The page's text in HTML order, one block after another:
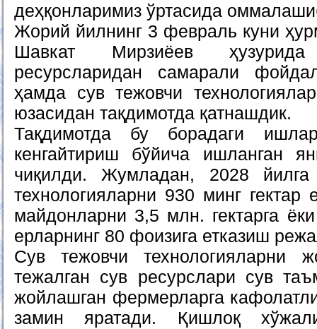
деҳқонларимиз ўртасида
Жорий йилнинг 3 февраль куни
Шавкат Мирзиёев
ресурсларидан самарали
ҳамда сув тежовчи
юзасидан тақдимотда қатнашдик.
Тақдимотда бу борадаги
кенгайтириш бўйича ишланган
чиқилди. Жумладан, 2028
технологияларни 930 минг гектар
майдонларни 3,5 млн. гектарга
ерларнинг 80 фоизига етказиш
Сув тежовчи технологияларни
тежалган сув ресурслари сув
жойлашган фермерларга
замин яратади. Қишлоқ